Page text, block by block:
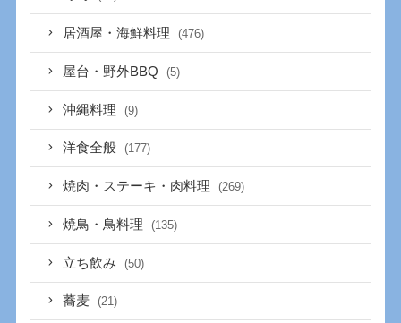
居酒屋・海鮮料理 (476)
屋台・野外BBQ (5)
沖縄料理 (9)
洋食全般 (177)
焼肉・ステーキ・肉料理 (269)
焼鳥・鳥料理 (135)
立ち飲み (50)
蕎麦 (21)